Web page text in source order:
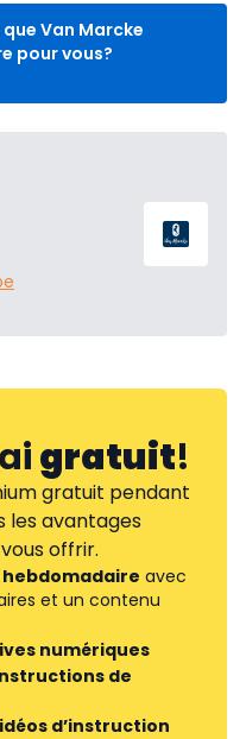
Van Marcke
pour vous?
gratuit!
gratuit pendant
les avantages
offrir.
avec
et un contenu
numériques
de
d’instruction